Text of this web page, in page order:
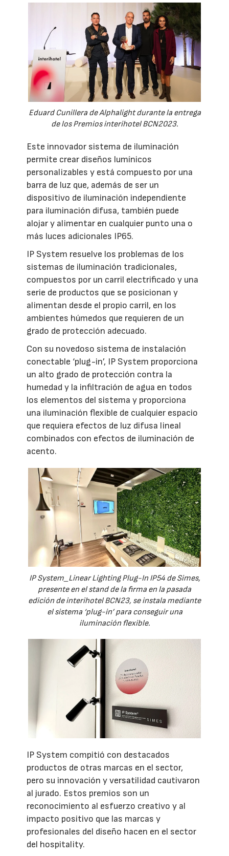
Eduard Cunillera de Alphalight durante la entrega
de los Premios interihotel BCN2023.
Este innovador sistema de iluminación
permite crear diseños lumínicos
personalizables y está compuesto por una
barra de luz que, además de ser un
dispositivo de iluminación independiente
para iluminación difusa, también puede
alojar y alimentar en cualquier punto una o
más luces adicionales IP65.
IP System resuelve los problemas de los
sistemas de iluminación tradicionales,
compuestos por un carril electrificado y una
serie de productos que se posicionan y
alimentan desde el propio carril, en los
ambientes húmedos que requieren de un
grado de protección adecuado.
Con su novedoso sistema de instalación
conectable ‘plug-in’, IP System proporciona
un alto grado de protección contra la
humedad y la infiltración de agua en todos
los elementos del sistema y proporciona
una iluminación flexible de cualquier espacio
que requiera efectos de luz difusa lineal
combinados con efectos de iluminación de
acento.
IP System_Linear Lighting Plug-In IP54 de Simes,
presente en el stand de la firma en la pasada
edición de interihotel BCN23, se instala mediante
el sistema ‘plug-in’ para conseguir una
iluminación flexible.
IP System compitió con destacados
productos de otras marcas en el sector,
pero su innovación y versatilidad cautivaron
al jurado. Estos premios son un
reconocimiento al esfuerzo creativo y al
impacto positivo que las marcas y
profesionales del diseño hacen en el sector
del hospitality.